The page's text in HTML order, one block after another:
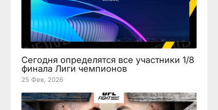
Сегодня определятся все участники 1/8
финала Лиги чемпионов
25 Фев, 2026